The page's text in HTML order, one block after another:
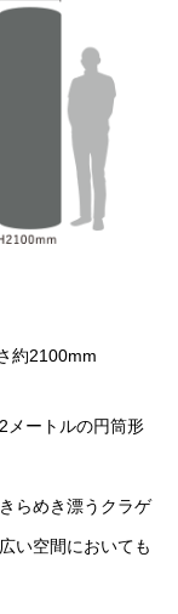
約2100mm
メートルの円筒形
らめき漂うクラゲ
い空間においても